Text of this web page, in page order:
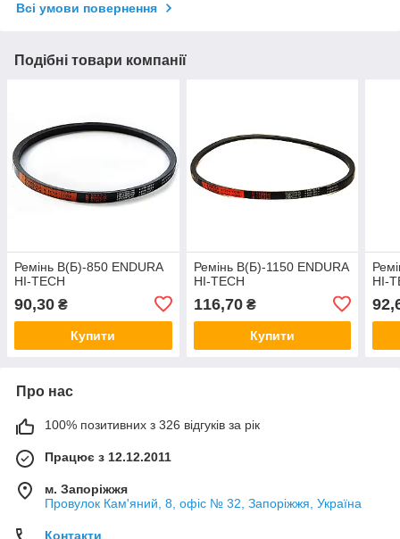
Всі умови повернення
Подібні товари компанії
Ремінь В(Б)-850 ENDURA
HI-TECH
90,30 ₴
Купити
Ремінь В(Б)-1150 ENDURA
HI-TECH
116,70₴
Купити
HI-
Про нас
100% позитивних з 326 відгуків за рік
Працює з 12.12.2011
м. Запоріжжя
Провулок Кам'яний, 8, офіс № 32, Запоріжжя, Україна
Контакти